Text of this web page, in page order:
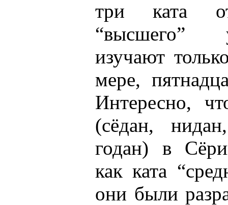
три ката
“высшего”
изучают
мере,
Интересно,
(сёдан,
годан) в
как ката
они были